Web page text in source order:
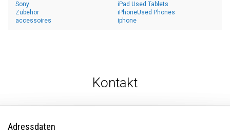
Sony
Zubehör
accessoires
iPad Used Tablets
iPhoneUsed Phones
iphone
Kontakt
Adressdaten